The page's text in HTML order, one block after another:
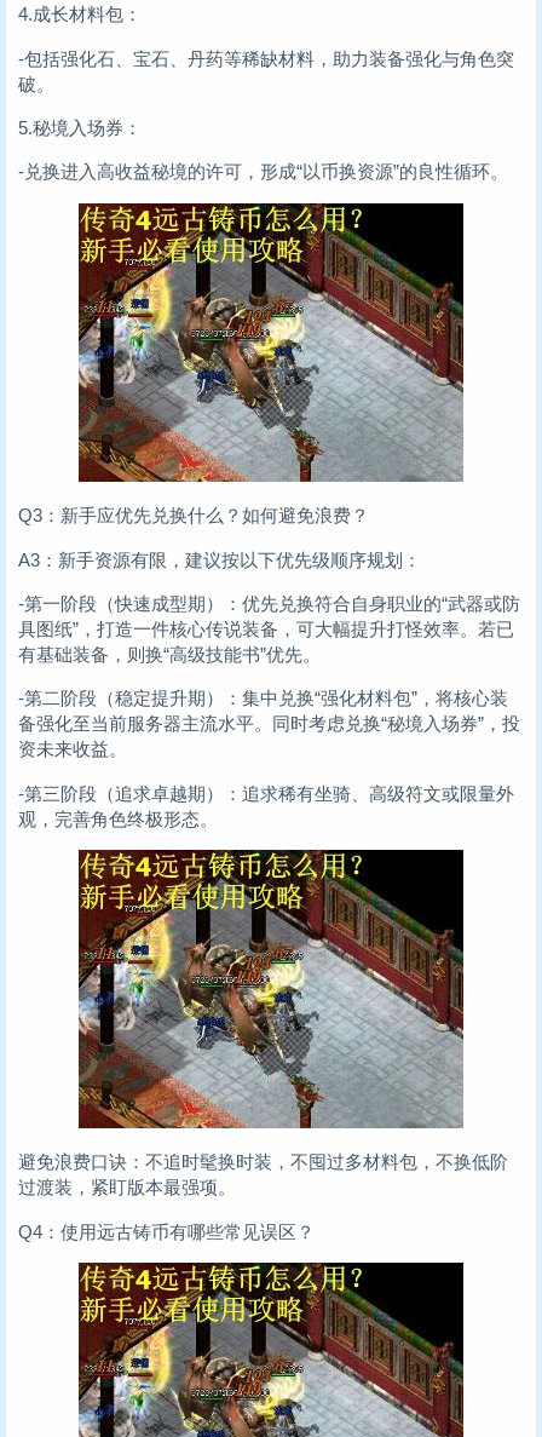
4.成长材料包：
-包括强化石、宝石、丹药等稀缺材料，助力装备强化与角色突
破。
5.秘境入场券：
-兑换进入高收益秘境的许可，形成“以币换资源”的良性循环。
Q3：新手应优先兑换什么？如何避免浪费？
A3：新手资源有限，建议按以下优先级顺序规划：
-第一阶段（快速成型期）：优先兑换符合自身职业的“武器或防
具图纸”，打造一件核心传说装备，可大幅提升打怪效率。若已
有基础装备，则换“高级技能书”优先。
-第二阶段（稳定提升期）：集中兑换“强化材料包”，将核心装
备强化至当前服务器主流水平。同时考虑兑换“秘境入场券”，投
资未来收益。
-第三阶段（追求卓越期）：追求稀有坐骑、高级符文或限量外
观，完善角色终极形态。
避免浪费口诀：不追时髦换时装，不囤过多材料包，不换低阶
过渡装，紧盯版本最强项。
Q4：使用远古铸币有哪些常见误区？